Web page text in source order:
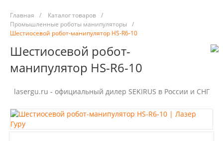
Главная / Каталог товаров /
Промышленные роботы манипуляторы
/
Шестиосевой робот-манипулятор HS-R6-10
Шестиосевой робот-
манипулятор HS-R6-10
lasergu.ru - официальный дилер SEKIRUS в России и СНГ